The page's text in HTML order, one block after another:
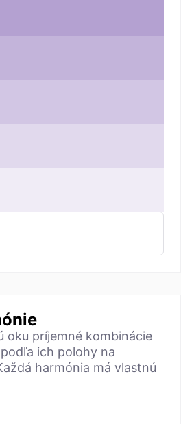
oku príjemné kombinácie
ich polohy na
harmónia má vlastnú